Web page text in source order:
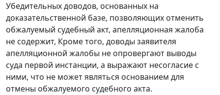
Убедительных доводов, основанных на
доказательственной базе, позволяющих отменить
обжалуемый судебный акт, апелляционная жалоба
не содержит, Кроме того, доводы заявителя
апелляционной жалобы не опровергают выводы
суда первой инстанции, а выражают несогласие с
ними, что не может являться основанием для
отмены обжалуемого судебного акта.